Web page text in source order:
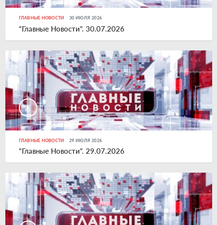
ГЛАВНЫЕ НОВОСТИ 30 ИЮЛЯ 2026
"Главные Новости". 30.07.2026
ГЛАВНЫЕ НОВОСТИ 29 ИЮЛЯ 2026
"Главные Новости". 29.07.2026